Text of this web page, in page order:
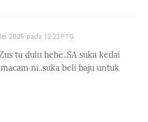
2025 pada 12:22 PTG
tu dulu hehe..SA suka kedai
ni..suka beli baju untuk